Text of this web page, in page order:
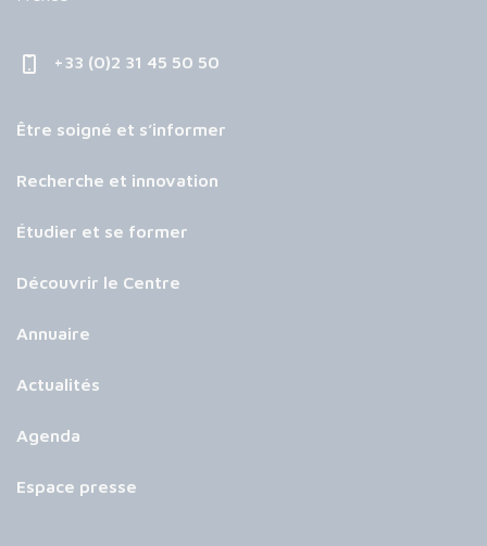
+33 (0)2 31 45 50 50
Être soigné et s’informer
Recherche et innovation
Étudier et se former
Découvrir le Centre
Annuaire
Actualités
Agenda
Espace presse